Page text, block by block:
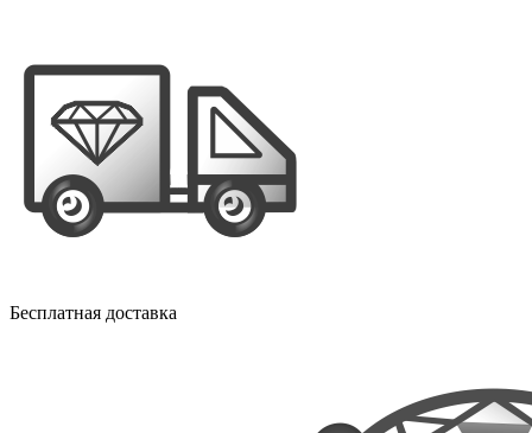
Бесплатная доставка